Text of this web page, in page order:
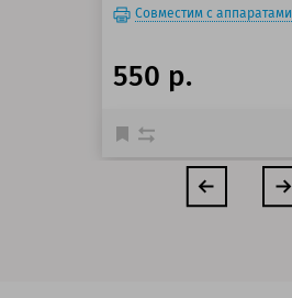
Совместим с аппаратами
550 р.